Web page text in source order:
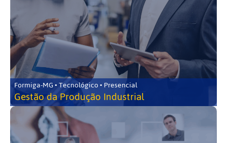
Formiga-MG • Tecnológico • Presencial
Gestão da Produção Industrial